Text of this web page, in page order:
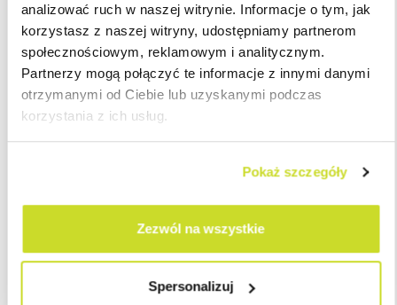
analizować ruch w naszej witrynie. Informacje o tym, jak
korzystasz z naszej witryny, udostępniamy partnerom
społecznościowym, reklamowym i analitycznym.
Partnerzy mogą połączyć te informacje z innymi danymi
otrzymanymi od Ciebie lub uzyskanymi podczas
korzystania z ich usług.
Pokaż szczegóły
Zezwól na wszystkie
Spersonalizuj
orzeczenia. Dotyczy to również uwzględniania stopnia
niepełnosprawności pracownika do składania deklaracji do
systemu e-PFRON2 przez pracodawcę . Pracodawca
zatrudniający powyżej 25 etatów jest zobowiązany do złożenia
deklaracji miesięcznych i może skorzystać z obniżenia kwoty do
zapłaty na Państwowy Fundusz Rehabilitacji Osób
#PayrollNaPiątekprzypominamy, że wnioski o
wydanie nowego orzeczenia o niepełnosprawności lub jej
Zespole ds. Orzekania o Niepełnosprawności według miejsca